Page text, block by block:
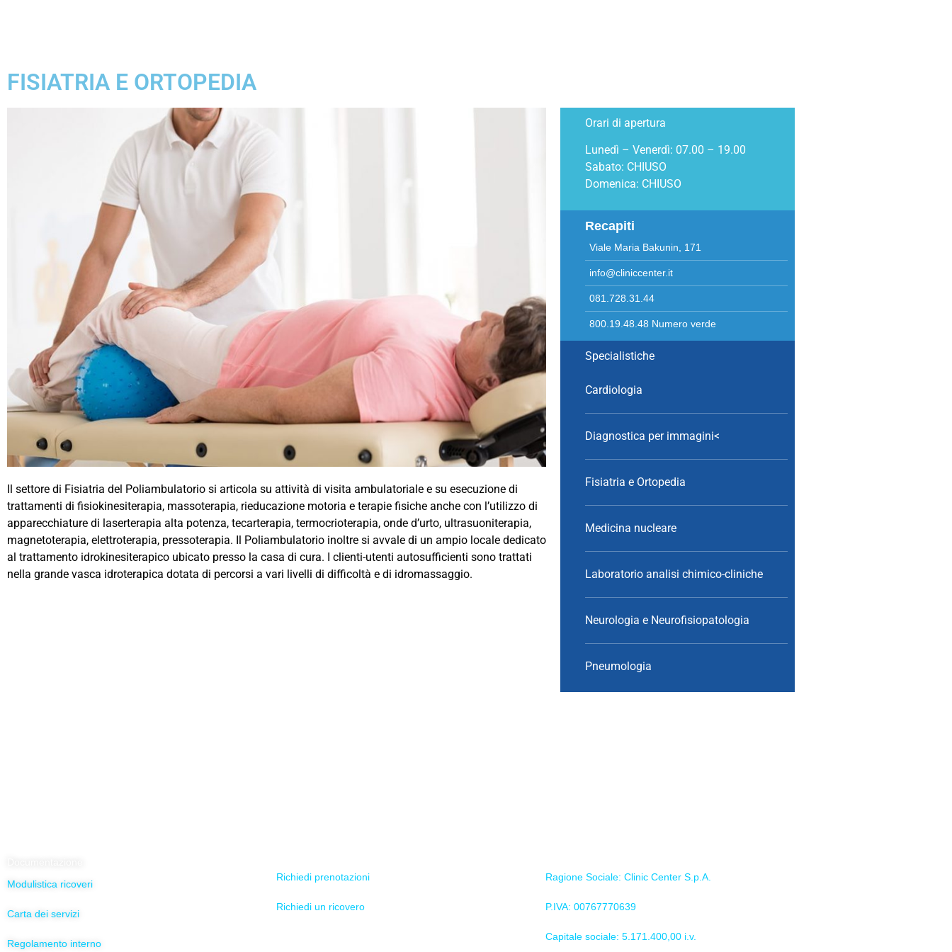
FISIATRIA E ORTOPEDIA
Il settore di Fisiatria del Poliambulatorio si articola su attività di visita ambulatoriale e su esecuzione di
trattamenti di fisiokinesiterapia, massoterapia, rieducazione motoria e terapie fisiche anche con l’utilizzo di
apparecchiature di laserterapia alta potenza, tecarterapia, termocrioterapia, onde d’urto, ultrasuoniterapia,
magnetoterapia, elettroterapia, pressoterapia. Il Poliambulatorio inoltre si avvale di un ampio locale dedicato
al trattamento idrokinesiterapico ubicato presso la casa di cura. I clienti-utenti autosufficienti sono trattati
nella grande vasca idroterapica dotata di percorsi a vari livelli di difficoltà e di idromassaggio.
Orari di apertura
Lunedì – Venerdì: 07.00 – 19.00
Sabato: CHIUSO
Domenica: CHIUSO
Recapiti
Viale Maria Bakunin, 171
info@cliniccenter.it
081.728.31.44
800.19.48.48 Numero verde
Specialistiche
Cardiologia
Diagnostica per immagini<
Fisiatria e Ortopedia
Medicina nucleare
Laboratorio analisi chimico-cliniche
Neurologia e Neurofisiopatologia
Pneumologia
Modulistica ricoveri
Carta dei servizi
Regolamento interno
Richiedi prenotazioni
Richiedi un ricovero
Ragione Sociale: Clinic Center S.p.A.
P.IVA: 00767770639
Capitale sociale: 5.171.400,00 i.v.